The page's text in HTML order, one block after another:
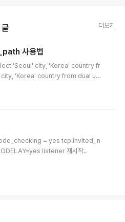
더보기
사용법
'Seoul' city, 'Korea' country fr
'Korea' country from dual uni
dual union all select 'Newyork'
= yes tcp.invited_n
listener 재시작..